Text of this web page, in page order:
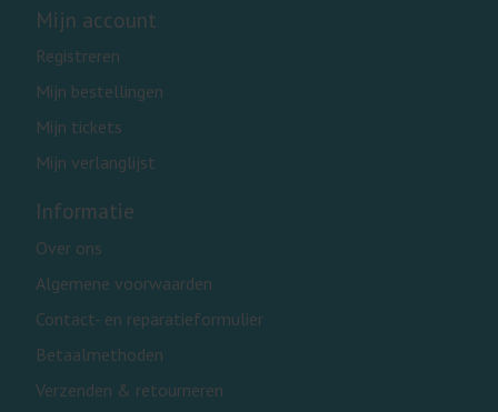
Mijn account
Registreren
Mijn bestellingen
Mijn tickets
Mijn verlanglijst
Informatie
Over ons
Algemene voorwaarden
Contact- en reparatieformulier
Betaalmethoden
Verzenden & retourneren